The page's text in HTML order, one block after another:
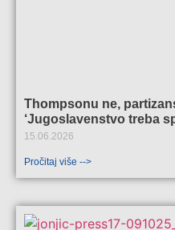
Thompsonu ne,
‘Jugoslavenstvo treba
15.06.2026
Pročitaj više -->